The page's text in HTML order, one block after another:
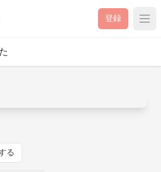
登録
る